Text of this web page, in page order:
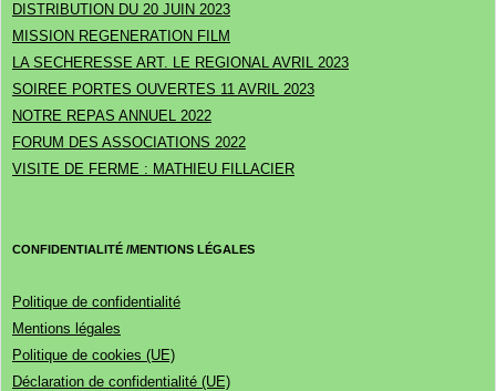
DISTRIBUTION DU 20 JUIN 2023
MISSION REGENERATION FILM
LA SECHERESSE ART. LE REGIONAL AVRIL 2023
SOIREE PORTES OUVERTES 11 AVRIL 2023
NOTRE REPAS ANNUEL 2022
FORUM DES ASSOCIATIONS 2022
VISITE DE FERME : MATHIEU FILLACIER
CONFIDENTIALITÉ /MENTIONS LÉGALES
Politique de confidentialité
Mentions légales
Politique de cookies (UE)
Déclaration de confidentialité (UE)